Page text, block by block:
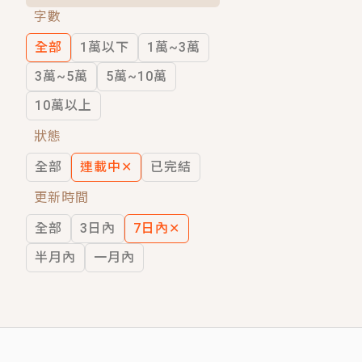
穿越｜《穿越遠古後成了野人娘子》你
字數
全部
1萬以下
1萬~3萬
3萬~5萬
5萬~10萬
10萬以上
狀態
全部
連載中 ✕
已完結
更新時間
全部
3日內 7日內 ✕
半月內
一月內